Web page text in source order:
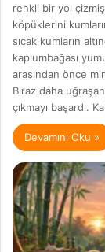
renkli bir yol
köpüklerini
sıcak kumların
kaplumbağası
arasından önce
Biraz daha
çıkmayı başardı.
Devamını Oku »